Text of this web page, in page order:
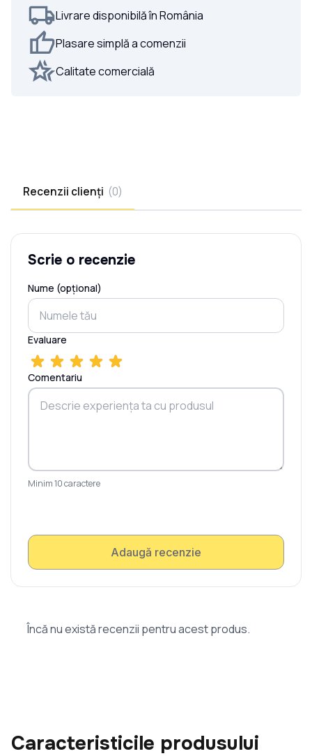
Livrare disponibilă în România
Plasare simplă a comenzii
Calitate comercială
Recenzii clienți (0)
Scrie o recenzie
Nume (opțional)
Evaluare
Comentariu
Minim 10 caractere
Adaugă recenzie
Încă nu există recenzii pentru acest produs.
Caracteristicile produsului